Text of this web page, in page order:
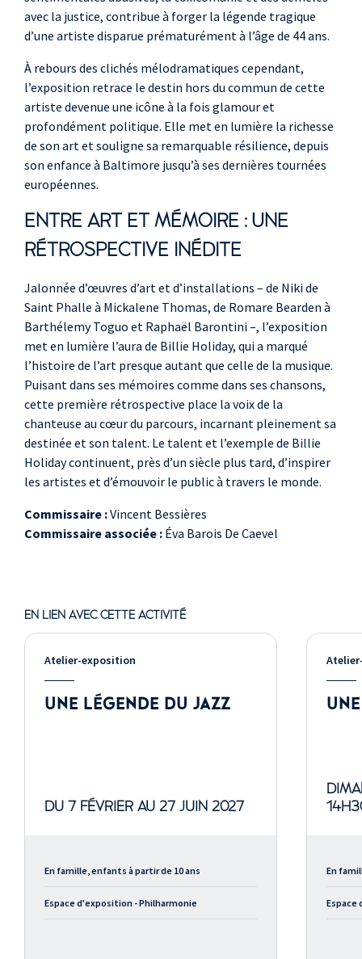
avec la justice, contribue à forger la légende tragique
d’une artiste disparue prématurément à l’âge de 44 ans.
À rebours des clichés mélodramatiques cependant,
l’exposition retrace le destin hors du commun de cette
artiste devenue une icône à la fois glamour et
profondément politique. Elle met en lumière la richesse
de son art et souligne sa remarquable résilience, depuis
son enfance à Baltimore jusqu’à ses dernières tournées
européennes.
ENTRE ART ET MÉMOIRE : UNE
RÉTROSPECTIVE INÉDITE
Jalonnée d’œuvres d’art et d’installations – de Niki de
Saint Phalle à Mickalene Thomas, de Romare Bearden à
Barthélemy Toguo et Raphaël Barontini –, l’exposition
met en lumière l’aura de Billie Holiday, qui a marqué
l’histoire de l’art presque autant que celle de la musique.
Puisant dans ses mémoires comme dans ses chansons,
cette première rétrospective place la voix de la
chanteuse au cœur du parcours, incarnant pleinement sa
destinée et son talent. Le talent et l’exemple de Billie
Holiday continuent, près d’un siècle plus tard, d’inspirer
les artistes et d’émouvoir le public à travers le monde.
Commissaire :Vincent Bessières
Commissaire associée : Éva Barois De Caevel
EN LIEN AVEC CETTE ACTIVITÉ
Atelier-exposition
UNE LÉGENDE DU JAZZ
DU 7 FÉVRIER AU 27 JUIN 2027
En famille, enfants à partir de 10 ans
Espace d'exposition - Philharmonie
En
Espace